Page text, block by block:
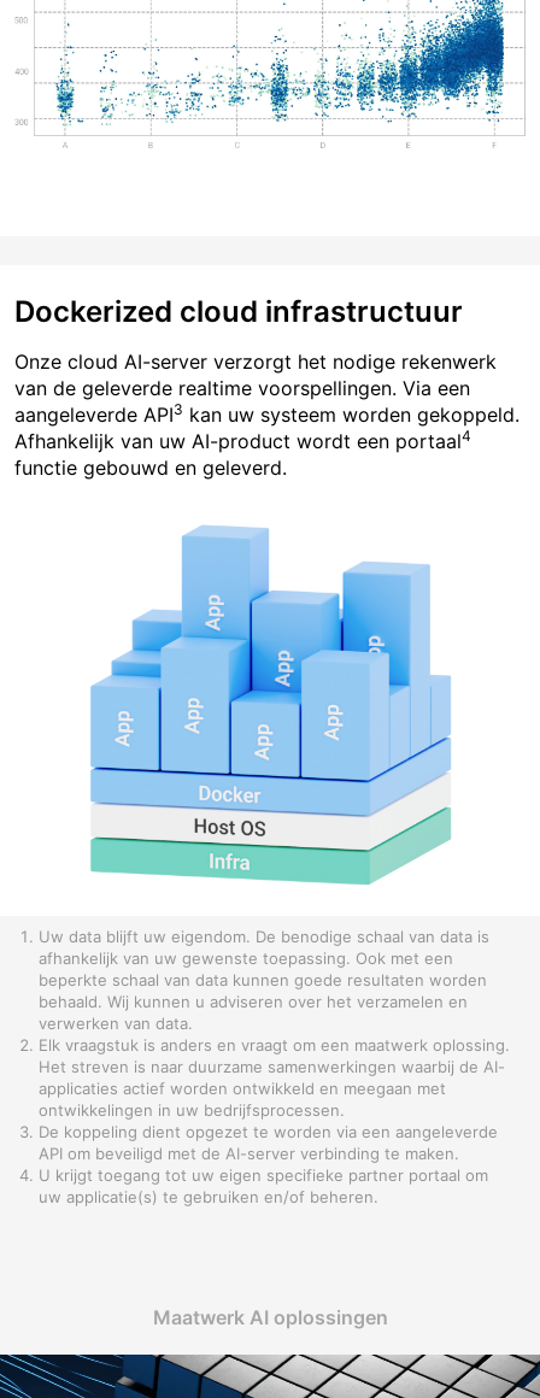
Dockerized cloud infrastructuur
Onze cloud AI-server verzorgt het nodige rekenwerk
van de geleverde realtime voorspellingen. Via een
aangeleverde API3 kan uw systeem worden gekoppeld.
Afhankelijk van uw AI-product wordt een portaal4
functie gebouwd en geleverd.
Uw data blijft uw eigendom. De benodige schaal van data is
afhankelijk van uw gewenste toepassing. Ook met een
beperkte schaal van data kunnen goede resultaten worden
behaald. Wij kunnen u adviseren over het verzamelen en
verwerken van data.
Elk vraagstuk is anders en vraagt om een maatwerk oplossing.
Het streven is naar duurzame samenwerkingen waarbij de AI-
applicaties actief worden ontwikkeld en meegaan met
ontwikkelingen in uw bedrijfsprocessen.
De koppeling dient opgezet te worden via een aangeleverde
API om beveiligd met de AI-server verbinding te maken.
U krijgt toegang tot uw eigen specifieke partner portaal om
uw applicatie(s) te gebruiken en/of beheren.
Maatwerk AI oplossingen